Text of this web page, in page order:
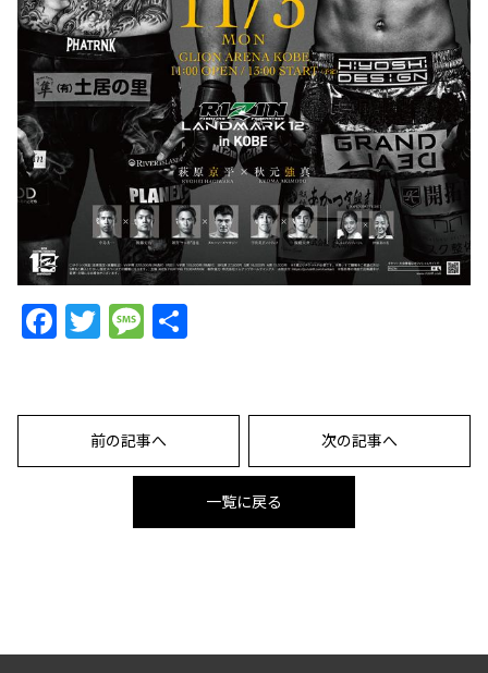
Facebook
TwitterMessage
前の記事へ 次の記事へ
一覧に戻る